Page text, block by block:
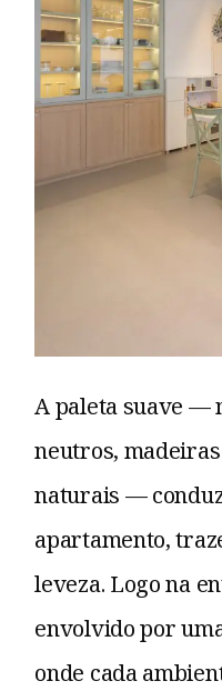
A paleta suave —
neutros,
naturais —
apartamento,
leveza. Logo na
envolvido por
onde cada